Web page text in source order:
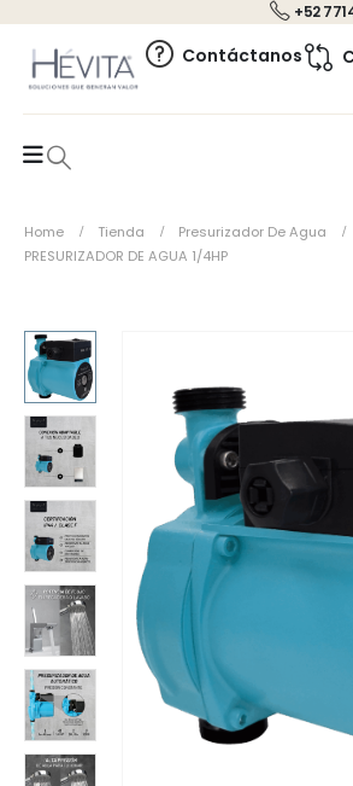
+52
Contáctanos
Home Tienda
Presurizador De Agua
PRESURIZADOR DE AGUA 1/4HP